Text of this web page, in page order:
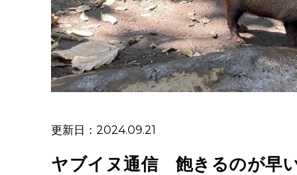
更新日：2024.09.21
ヤブイヌ通信 飽きるのが早